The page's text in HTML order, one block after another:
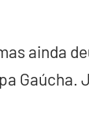
ainda
Gaúcha.